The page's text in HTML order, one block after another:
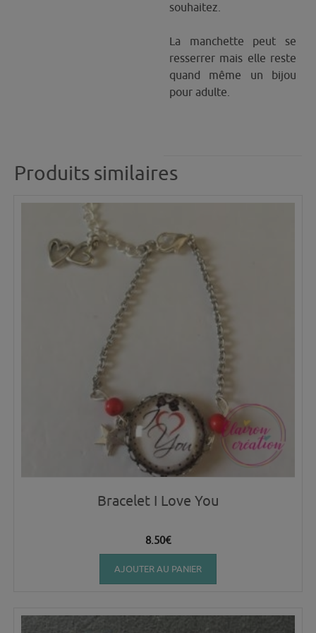
souhaitez.
La manchette peut se
resserrer mais elle reste
quand même un bijou
pour adulte.
Produits similaires
Bracelet I Love You
8.50€
AJOUTER AU PANIER